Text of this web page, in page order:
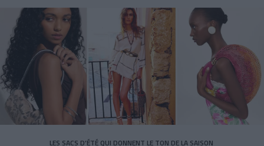
LES SACS D’ÉTÉ QUI DONNENT LE TON DE LA SAISON